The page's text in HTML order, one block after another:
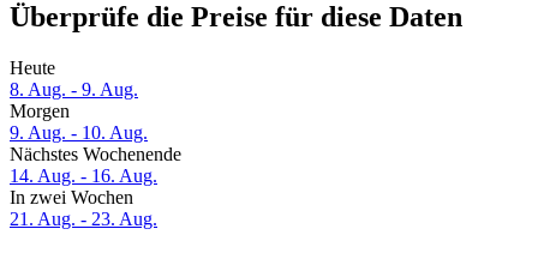
Überprüfe die Preise für diese Daten
Heute
8. Aug. - 9. Aug.
Morgen
9. Aug. - 10. Aug.
Nächstes Wochenende
14. Aug. - 16. Aug.
In zwei Wochen
21. Aug. - 23. Aug.